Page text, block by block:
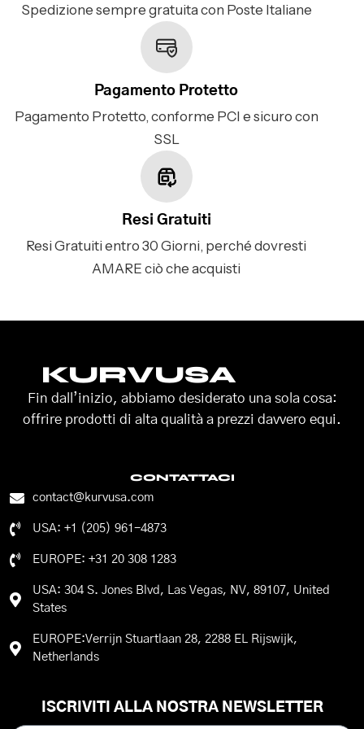
Spedizione sempre gratuita con Poste Italiane
Pagamento Protetto
Pagamento Protetto, conforme PCI e sicuro con
SSL
Resi Gratuiti
Resi Gratuiti entro 30 Giorni, perché dovresti
AMARE ciò che acquisti
KURVUSA
Fin dall’inizio, abbiamo desiderato una sola cosa:
offrire prodotti di alta qualità a prezzi davvero equi.
CONTATTACI
contact@kurvusa.com
USA: +1 (205) 961-4873
EUROPE: +31 20 308 1283
USA: 304 S. Jones Blvd, Las Vegas, NV, 89107, United
States
EUROPE:Verrijn Stuartlaan 28, 2288 EL Rijswijk,
Netherlands
ISCRIVITI ALLA NOSTRA NEWSLETTER